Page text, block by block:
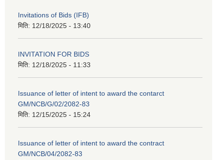
Invitations of Bids (IFB)
मिति: 12/18/2025 - 13:40
INVITATION FOR BIDS
मिति: 12/18/2025 - 11:33
Issuance of letter of intent to award the contarct
GM/NCB/G/02/2082-83
मिति: 12/15/2025 - 15:24
Issuance of letter of intent to award the contract
GM/NCB/04/2082-83